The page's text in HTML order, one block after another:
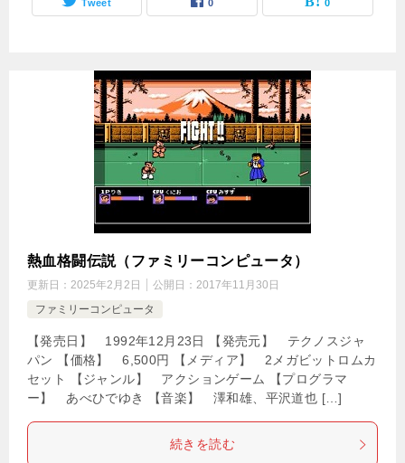
Tweet 0 0
熱血格闘伝説（ファミリーコンピュータ）
更新日： 2025年2月2日 公開日： 2017年11月30日
ファミリーコンピュータ
【発売日】 1992年12月23日 【発売元】 テクノスジャ
パン 【価格】 6,500円 【メディア】 2メガビットロムカ
セット 【ジャンル】 アクションゲーム 【プログラマ
ー】 あべひでゆき 【音楽】 澤和雄、平沢道也 […]
続きを読む